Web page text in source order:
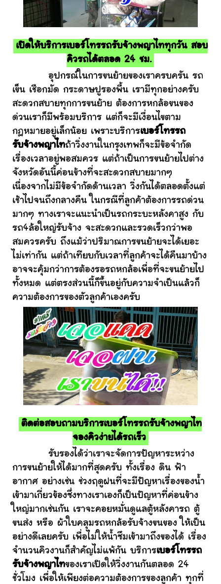
เปิดให้บริการเบอร์โทรรถรับจ้างพญาไททุกวัน สอบ
คิวรถได้ตลอด 24 ชม.
อุปกรณ์ในการขนย้ายของเราครบครัน รถ
เข็น เชือกมัด กระดาษปูรองพื้น เรามีทุกอย่างครับ
สะดวกสบายทุกการขนย้าย ต้องการหกล้อขนของ
ด่วนเราก็มีพร้อมบริการ แต่ก็จะมีเงื่อนไขตาม
กฎหมายอยู่เล็กน้อย เพราะบริการเบอร์โทรรถ
รับจ้างพญาไทถ้าวิ่งงานในกรุงเทพก็จะมีข้อจำกัด
เรื่องเวลาอยู่พอสมควร แต่ถ้าเป็นการขนย้ายไปต่าง
จังหวัดอันนี้ค่อนข้างที่จะสะดวกสบายมากๆ
เนื่องจากไม่มีข้อจำกัดด้านเวลา วิ่งกันได้ตลอดตั้งแต่
เช้าไปจนถึงกลางคืน ในกรณีที่ลูกค้าต้องการรถด่วน
มากๆ ทางเราจะแนะนำเป็นรถกระบะหลังคาสูง กับ
รถ4ล้อใหญ่รับจ้าง จะสะดวกและรวดเร็วกว่าพอ
สมควรครับ ถึงแม้ว่าปริมาณการขนย้ายจะได้เยอะ
ไม่เท่ากัน แต่ถ้าเทียบกับเวลาที่ลูกค้าจะได้คืนมาบ้าง
อาจจะคุ้มกว่าการต้องรอรถหกล้อเพื่อที่จะขนย้ายไป
ทั้งหมด แต่ตรงส่วนนี้ก็ขึ้นอยู่กับความจำเป็นแล้วก็
ความต้องการของตัวลูกค้าเองครับ
ติดต่อสอบถามบริการเบอร์โทรรถรับจ้างพญาไท
จองคิวง่ายได้รถเร็ว
รับรองได้ว่าเราจะจัดการปัญหาระหว่าง
การขนย้ายให้ได้มากที่สุดครับ ทั้งเรื่อง ดิน ฟ้า
อากาศ อย่างเช่น ช่วงฤดูฝนที่จะมีปัญหาเรื่องของน้ำ
เข้ามาเกี่ยวข้องซึ่งทางเราเองก็เป็นปัญหาที่ค่อนข้าง
ใหญ่มากเช่นกัน เราจะคอยหมั่นดูแลตู้หลังคารถ ตู้
ขนส่ง หรือ ผ้าใบคลุมรถหกล้อรับจ้างขนของ ให้เป็น
อย่างดีเลยครับ เพื่อไม่ให้น้ำซึมเข้ามาถึงของได้ เรื่อง
จำนวนคิวงานก็สำคัญไม่แพ้กัน บริการเบอร์โทรรถ
รับจ้างพญาไทของเราเปิดให้วิ่งงานกันตลอด 24
ชั่วโมง เพื่อให้เพียงต่อความต้องการของลูกค้า ทุกที่